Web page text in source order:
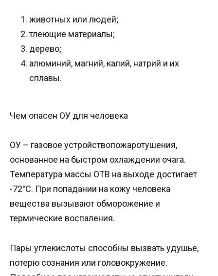
животных или людей;
тлеющие материалы;
дерево;
алюминий, магний, калий, натрий и их
сплавы.
Чем опасен ОУ для человека
ОУ – газовое устройствопожаротушения,
основанное на быстром охлаждении очага.
Температура массы ОТВ на выходе достигает
-72°C. При попадании на кожу человека
вещества вызывают обморожение и
термические воспаления.
Пары углекислоты способны вызвать удушье,
потерю сознания или головокружение.